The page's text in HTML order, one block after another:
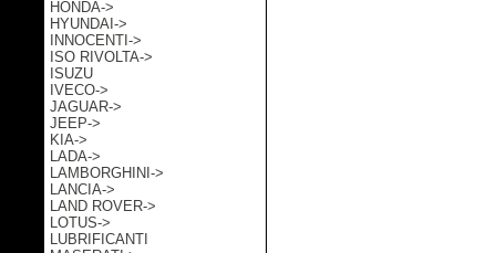
HONDA->
HYUNDAI->
INNOCENTI->
ISO RIVOLTA->
ISUZU
IVECO->
JAGUAR->
JEEP->
KIA->
LADA->
LAMBORGHINI->
LANCIA->
LAND ROVER->
LOTUS->
LUBRIFICANTI